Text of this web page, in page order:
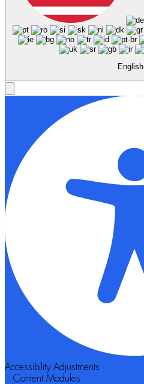
English
Accessibility Adjustments
Content Modules